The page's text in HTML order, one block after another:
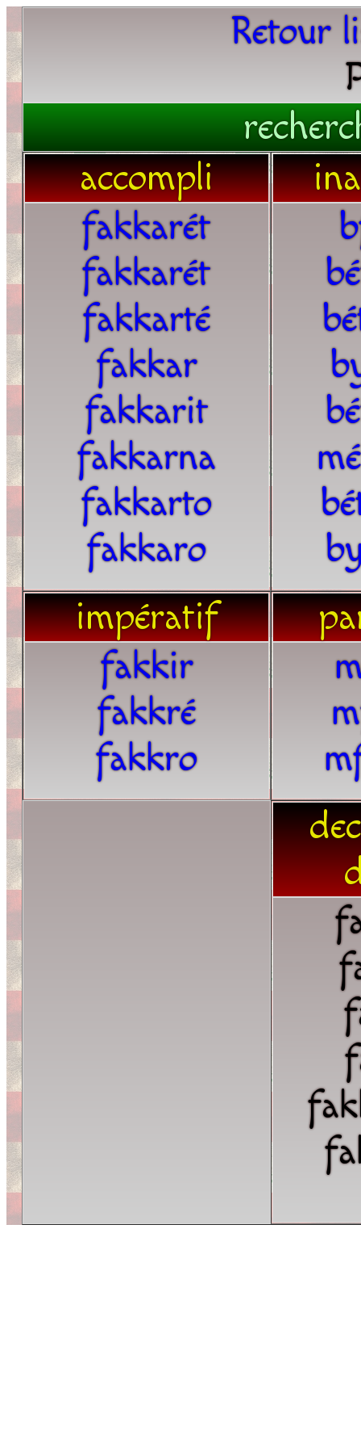
Retour
accompli
fakkarét
fakkarét
fakkarté
fakkar
fakkarit
fakkarna
fakkarto
fakkaro
impératif
fakkir
fakkré
fakkro